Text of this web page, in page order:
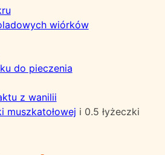
wiórków
do pieczenia
z wanilii
muszkatołowej i 0.5 łyżeczki